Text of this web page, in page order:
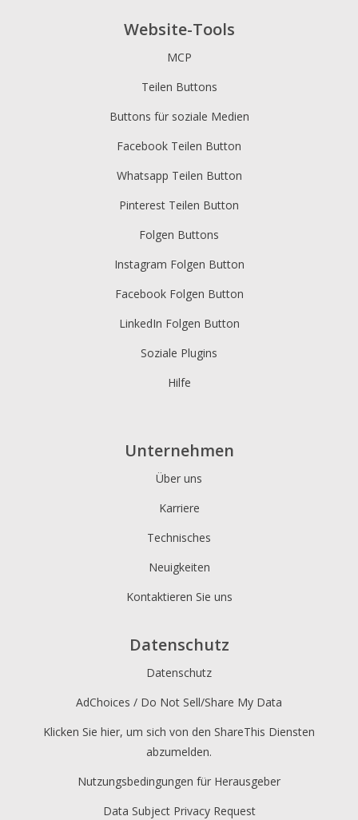
Website-Tools
MCP
Teilen Buttons
Buttons für soziale Medien
Facebook Teilen Button
Whatsapp Teilen Button
Pinterest Teilen Button
Folgen Buttons
Instagram Folgen Button
Facebook Folgen Button
LinkedIn Folgen Button
Soziale Plugins
Hilfe
Unternehmen
Über uns
Karriere
Technisches
Neuigkeiten
Kontaktieren Sie uns
Datenschutz
Datenschutz
AdChoices / Do Not Sell/Share My Data
Klicken Sie hier, um sich von den ShareThis Diensten
abzumelden.
Nutzungsbedingungen für Herausgeber
Data Subject Privacy Request